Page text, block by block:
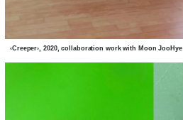
‹Creeper›, 2020, collaboration work with Moon JooHye